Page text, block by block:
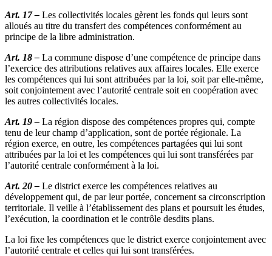
Art. 17 – Les collectivités locales gèrent les fonds qui leurs sont
alloués au titre du transfert des compétences conformément au
principe de la libre administration.
Art. 18 – La commune dispose d’une compétence de principe dans
l’exercice des attributions relatives aux affaires locales. Elle exerce
les compétences qui lui sont attribuées par la loi, soit par elle-même,
soit conjointement avec l’autorité centrale soit en coopération avec
les autres collectivités locales.
Art. 19 – La région dispose des compétences propres qui, compte
tenu de leur champ d’application, sont de portée régionale. La
région exerce, en outre, les compétences partagées qui lui sont
attribuées par la loi et les compétences qui lui sont transférées par
l’autorité centrale conformément à la loi.
Art. 20 – Le district exerce les compétences relatives au
développement qui, de par leur portée, concernent sa circonscription
territoriale. Il veille à l’établissement des plans et poursuit les études,
l’exécution, la coordination et le contrôle desdits plans.
La loi fixe les compétences que le district exerce conjointement avec
l’autorité centrale et celles qui lui sont transférées.